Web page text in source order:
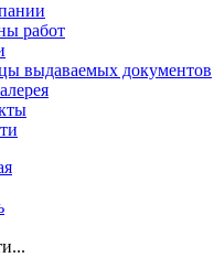
работ
выдаваемых документов